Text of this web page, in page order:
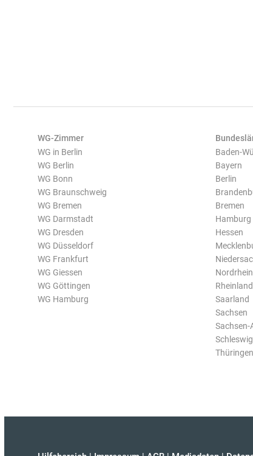
WG-Zimmer
WG in Berlin
WG Berlin
WG Bonn
WG Braunschweig
WG Bremen
WG Darmstadt
WG Dresden
WG Düsseldorf
WG Frankfurt
WG Giessen
WG Göttingen
WG Hamburg
Baden-
Bayern
Berlin
Bremen
Hamburg
Hessen
Saarland
Sachsen
Sachsen-
Thüringen